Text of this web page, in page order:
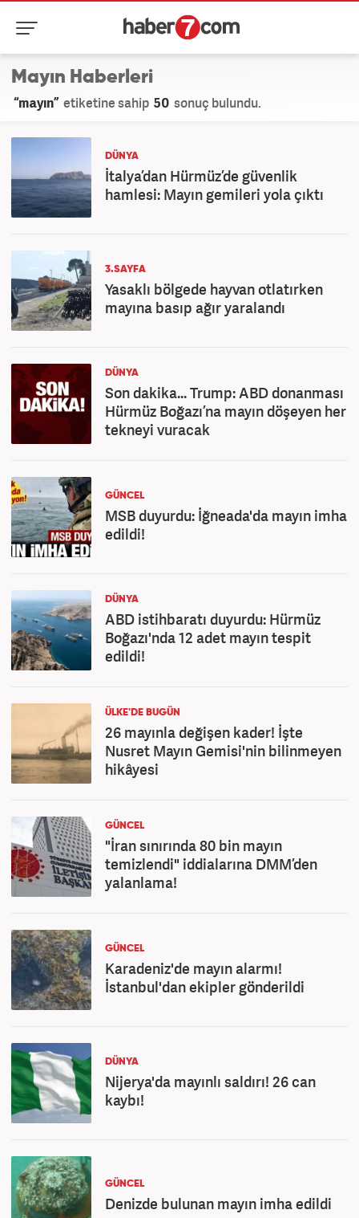
Mayın Haberleri
“mayın” etiketine sahip 50 sonuç bulundu.
DÜNYA
İtalya’dan Hürmüz’de güvenlik
hamlesi: Mayın gemileri yola çıktı
3.SAYFA
Yasaklı bölgede hayvan otlatırken
mayına basıp ağır yaralandı
DÜNYA
Son dakika... Trump: ABD donanması
Hürmüz Boğazı’na mayın döşeyen her
tekneyi vuracak
GÜNCEL
MSB duyurdu: İğneada'da mayın imha
edildi!
DÜNYA
ABD istihbaratı duyurdu: Hürmüz
Boğazı'nda 12 adet mayın tespit
edildi!
ÜLKE'DE BUGÜN
26 mayınla değişen kader! İşte
Nusret Mayın Gemisi'nin bilinmeyen
hikâyesi
GÜNCEL
"İran sınırında 80 bin mayın
temizlendi" iddialarına DMM’den
yalanlama!
GÜNCEL
Karadeniz'de mayın alarmı!
İstanbul'dan ekipler gönderildi
DÜNYA
Nijerya'da mayınlı saldırı! 26 can
kaybı!
GÜNCEL
Denizde bulunan mayın imha edildi